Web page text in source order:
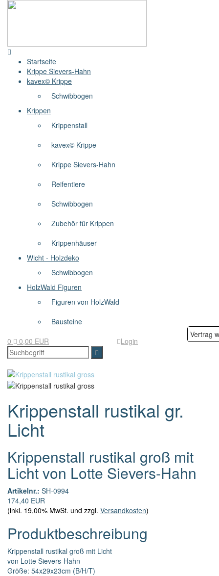
Startseite
Krippe Sievers-Hahn
kavex© Krippe
Schwibbogen
Krippen
Krippenstall
kavex© Krippe
Krippe Sievers-Hahn
Reifentiere
Schwibbogen
Zubehör für Krippen
Krippenhäuser
Wicht - Holzdeko
Schwibbogen
HolzWald Figuren
Figuren von HolzWald
Bausteine
0
0,00 EUR Login
Krippenstall rustikal gr.
Licht
Krippenstall rustikal groß mit
Licht von Lotte Sievers-Hahn
Artikelnr.: SH-0994
174,40 EUR
(inkl. 19,00% MwSt. und zzgl. Versandkosten)
Produktbeschreibung
Krippenstall rustikal groß mit Licht
von Lotte Sievers-Hahn
Größe: 54x29x23cm (B/H/T)
Vertrag